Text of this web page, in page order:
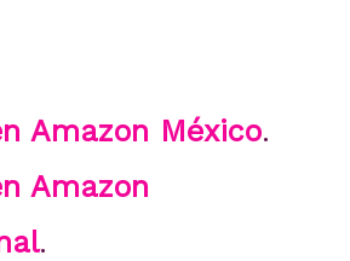
Amazon México.
Amazon
.